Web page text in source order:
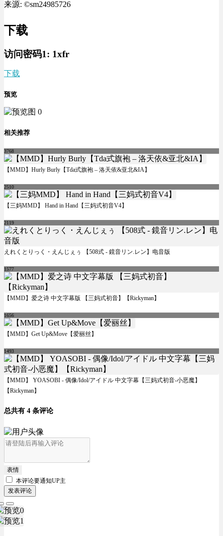
来源: ©sm24985726
下载
访问密码1: 1xfr
下载
预览
相关推荐
3768
【MMD】Hurly Burly【Tda式旗袍 – 洛天依&亚北&IA】
2510
【三妈MMD】 Hand in Hand【三妈式初音V4】
2119
えれくとりっく・えんじぇぅ 【508式 - 鏡音リン.レン】电音版
1577
【MMD】爱之诗 中文字幕版 【三妈式初音】【Rickyman】
1656
【MMD】Get Up&Move【爱丽丝】
1493
【MMD】 YOASOBI - 偶像/Idol/アイドル 中文字幕【三妈式初音-小恶魔】
【Rickyman】
总共有 4 条评论
表情
本评论要通知UP主
发表评论